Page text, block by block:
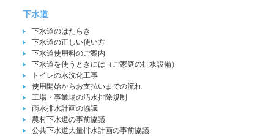
下水道
下水道のはたらき
下水道の正しい使い方
下水道使用料のご案内
下水道を使うときには（ご家庭の排水設備）
トイレの水洗化工事
使用開始からお支払いまでの流れ
工場・事業場の汚水排除規制
雨水排水計画の協議
農村下水道の事前協議
公共下水道大量排水計画の事前協議